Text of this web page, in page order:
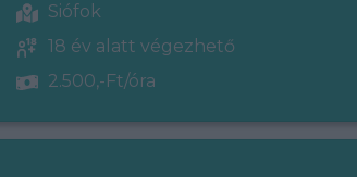
Siófok
18 év alatt végezhető
2.500,-Ft/óra